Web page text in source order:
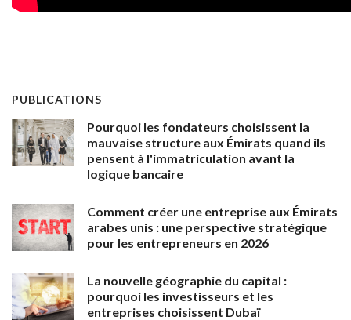
PUBLICATIONS
Pourquoi les fondateurs choisissent la
mauvaise structure aux Émirats quand ils
pensent à l'immatriculation avant la
logique bancaire
Comment créer une entreprise aux Émirats
arabes unis : une perspective stratégique
pour les entrepreneurs en 2026
La nouvelle géographie du capital :
pourquoi les investisseurs et les
entreprises choisissent Dubaï